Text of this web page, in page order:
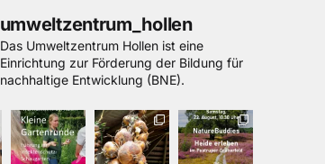
umweltzentrum_hollen
Das Umweltzentrum Hollen ist eine
Einrichtung zur Förderung der Bildung für
nachhaltige Entwicklung (BNE).